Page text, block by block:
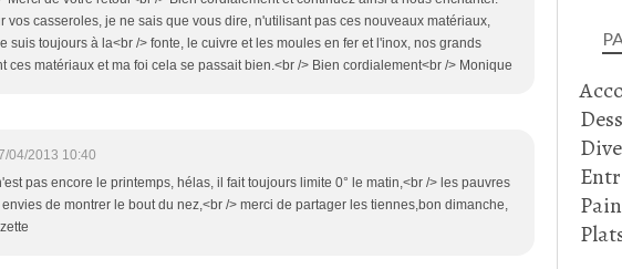
vos casseroles, je ne sais que vous dire, n'utilisant pas ces nouveaux matériaux,
suis toujours à la<br /> fonte, le cuivre et les moules en fer et l'inox, nos grands
ces matériaux et ma foi cela se passait bien.<br /> Bien cordialement<br /> Monique
04/2013 10:40
pas encore le printemps, hélas, il fait toujours limite 0° le matin,<br /> les pauvres
de montrer le bout du nez,<br /> merci de partager les tiennes,bon dimanche,